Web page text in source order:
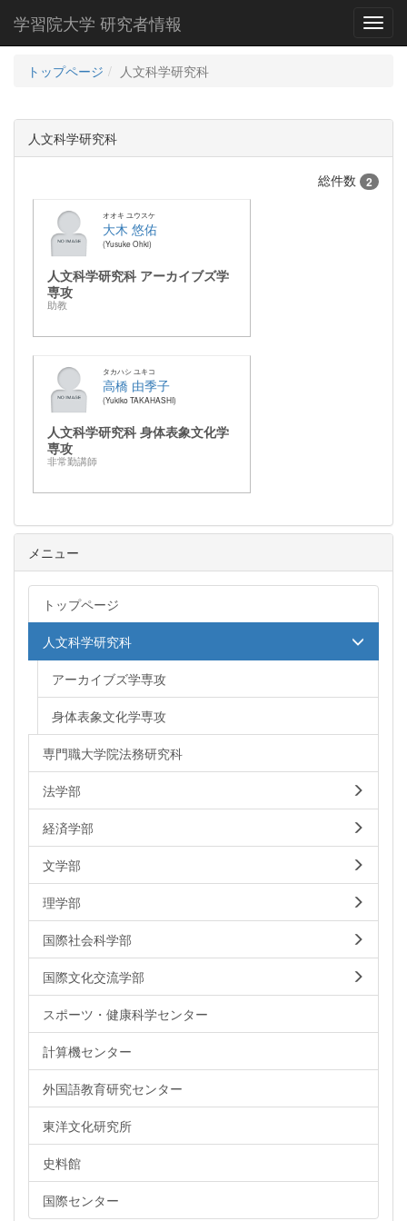
学習院大学 研究者情報
トップページ 人文科学研究科
人文科学研究科
総件数 2
オオキ ユウスケ
大木 悠佑
Yusuke Ohki
人文科学研究科 アーカイブズ学
専攻
助教
タカハシ ユキコ
高橋 由季子
Yukiko TAKAHASHI
人文科学研究科 身体表象文化学
専攻
非常勤講師
メニュー
トップページ
人文科学研究科
アーカイブズ学専攻
身体表象文化学専攻
専門職大学院法務研究科
法学部
経済学部
文学部
理学部
国際社会科学部
国際文化交流学部
スポーツ・健康科学センター
計算機センター
外国語教育研究センター
東洋文化研究所
史料館
国際センター